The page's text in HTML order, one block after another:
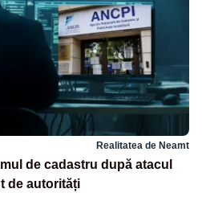
Realitatea de Neamt
de cadastru după atacul
de autorități